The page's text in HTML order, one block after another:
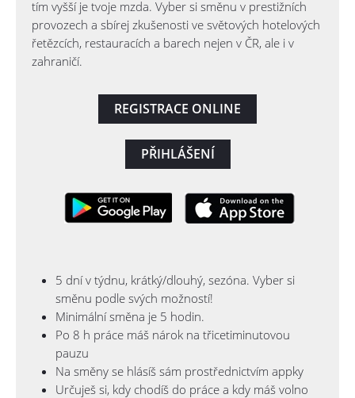
tím vyšší je tvoje mzda. Vyber si směnu v prestižních
provozech a sbírej zkušenosti ve světových hotelových
řetězcích, restauracích a barech nejen v ČR, ale i v
zahraničí.
REGISTRACE ONLINE
PŘIHLÁŠENÍ
5 dní v týdnu, krátký/dlouhý, sezóna. Vyber si
směnu podle svých možností!
Minimální směna je 5 hodin.
Po 8 h práce máš nárok na třicetiminutovou
pauzu
Na směny se hlásíš sám prostřednictvím appky
Určuješ si, kdy chodíš do práce a kdy máš volno